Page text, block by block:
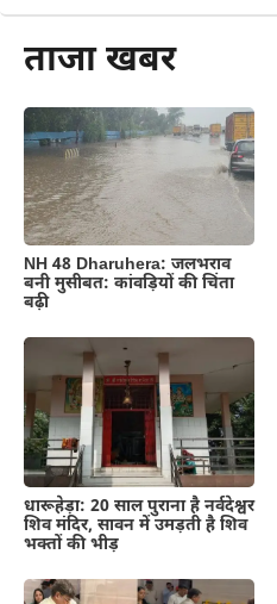
ताजा खबर
NH 48 Dharuhera: जलभराव
बनी मुसीबत: कांवड़ियों की चिंता
बढ़ी
धारूहेड़ा: 20 साल पुराना है नर्वदेश्वर
शिव मंदिर, सावन में उमड़ती है शिव
भक्तों की भीड़